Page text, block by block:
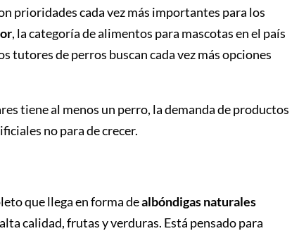
prioridades cada vez más importantes para los
, la categoría de alimentos para mascotas en el país
tutores de perros buscan cada vez más opciones
tiene al menos un perro, la demanda de productos
no para de crecer.
que llega en forma dealbóndigas naturales
calidad, frutas y verduras. Está pensado para